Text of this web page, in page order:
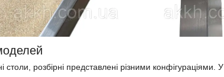
столи, розбірні представлені різними